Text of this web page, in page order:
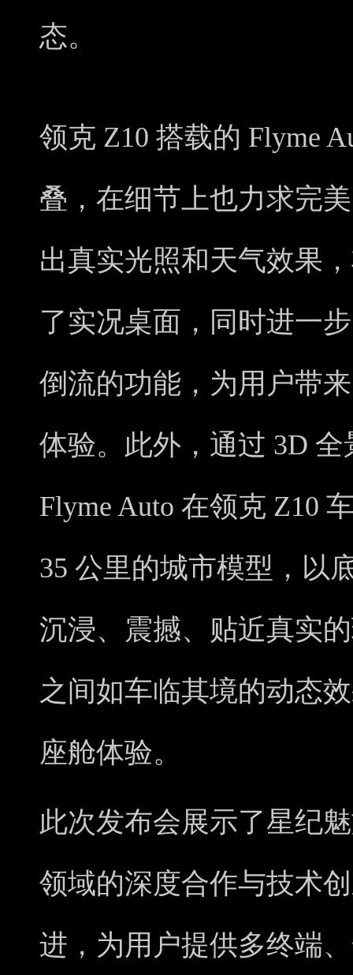
态。
领克 Z10 搭载的 Flyme
叠，在细节上也力求完
出真实光照和天气效果
了实况桌面，同时进一
倒流的功能，为用户带
体验。此外，通过 3D
Flyme Auto 在领克 Z10
35 公里的城市模型，以
沉浸、震撼、贴近真实
之间如车临其境的动态
座舱体验。
此次发布会展示了星纪
领域的深度合作与技术
进，为用户提供多终端